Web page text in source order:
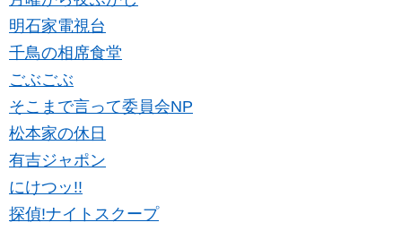
明石家電視台
千鳥の相席食堂
ごぶごぶ
そこまで言って委員会NP
松本家の休日
有吉ジャポン
にけつッ!!
探偵!ナイトスクープ